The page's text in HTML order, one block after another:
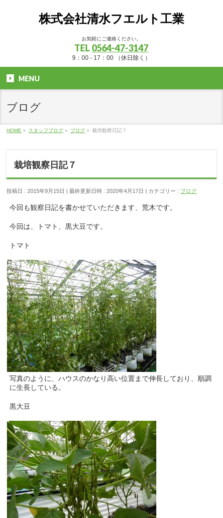
株式会社清水フエルト工業
お気軽にご連絡ください。
TEL 0564-47-3147
9：00 - 17：00 （休日除く）
MENU
ブログ
HOME » スタッフブログ » ブログ » 栽培観察日記７
栽培観察日記７
投稿日 : 2015年9月15日 最終更新日時 : 2020年4月17日 カテゴリー : ブログ
今回も観察日記を書かせていただきます、荒木です。
今回は、トマト、黒大豆です。
トマト
写真のように、ハウスのかなり高い位置まで伸長しており、順調
に生長している。
黒大豆